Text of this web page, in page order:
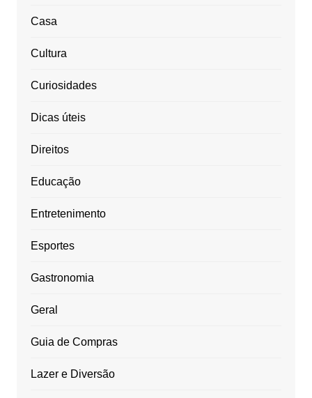
Casa
Cultura
Curiosidades
Dicas úteis
Direitos
Educação
Entretenimento
Esportes
Gastronomia
Geral
Guia de Compras
Lazer e Diversão